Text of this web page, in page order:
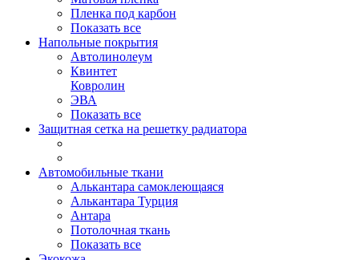
Пленка под карбон
Показать все
Напольные покрытия
Автолинолеум
Квинтет
Ковролин
ЭВА
Показать все
Защитная сетка на решетку радиатора
Автомобильные ткани
Алькантара самоклеющаяся
Алькантара Турция
Антара
Потолочная ткань
Показать все